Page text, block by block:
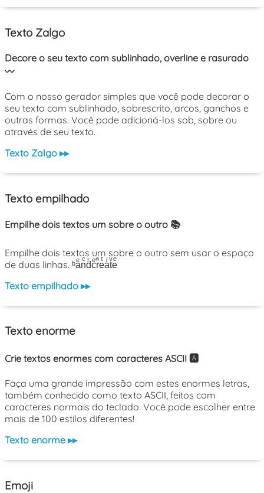
Texto Zalgo
Decore o seu texto com sublinhado, overline e rasurado
〰️
Com o nosso gerador simples que você pode decorar o
seu texto com sublinhado, sobrescrito, arcos, ganchos e
outras formas. Você pode adicioná-los sob, sobre ou
através de seu texto.
Texto Zalgo ▸▸
Texto empilhado
Empilhe dois textos um sobre o outro 📚
Empilhe dois textos um sobre o outro sem usar o espaço
de duas linhas. ᵇaͤnͨdͬcͤrͣeͭaͥtͮeͤ
Texto empilhado ▸▸
Texto enorme
Crie textos enormes com caracteres ASCII 🅰️
Faça uma grande impressão com estes enormes letras,
também conhecido como texto ASCII, feitos com
caracteres normais do teclado. Você pode escolher entre
mais de 100 estilos diferentes!
Texto enorme ▸▸
Emoji